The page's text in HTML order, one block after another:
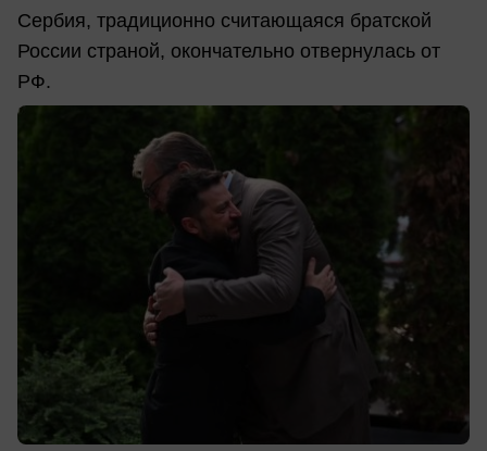
Сербия, традиционно считающаяся братской
России страной, окончательно отвернулась от
РФ.